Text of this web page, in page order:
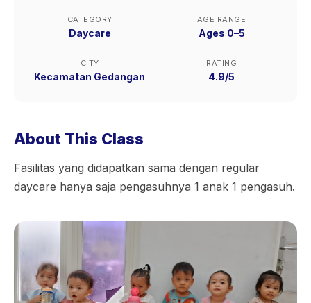
CATEGORY
Daycare
AGE RANGE
Ages 0–5
CITY
Kecamatan Gedangan
RATING
4.9/5
About This Class
Fasilitas yang didapatkan sama dengan regular
daycare hanya saja pengasuhnya 1 anak 1 pengasuh.